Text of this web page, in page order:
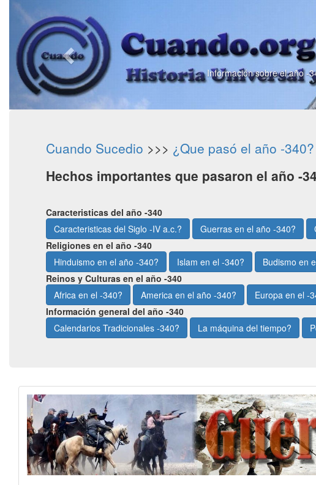
Información sobre el año -
Cuando Sucedio >>> ¿Que pasó el año -340?
Hechos importantes que pasaron el año -
Caracteristicas del año -340
Caracteristicas del Siglo -IV a.c.?
Guerras en el año -340?
Religiones en el año -340
Hinduismo en el año -340?
Islam en el -340? Budismo en
Reinos y Culturas en el año -340
Africa en el -340?
America en el año -340? Europa en el -
Información general del año -340
Calendarios Tradicionales -340?
La máquina del tiempo?